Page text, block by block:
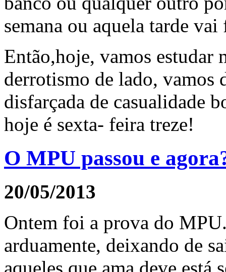
semana ou aquela tarde
Então,hoje, vamos estudar
derrotismo de lado, vamos
disfarçada de casualidade
hoje é sexta- feira treze!
O MPU passou e
20/05/2013
Ontem foi a prova do
arduamente, deixando de
aqueles que ama deve